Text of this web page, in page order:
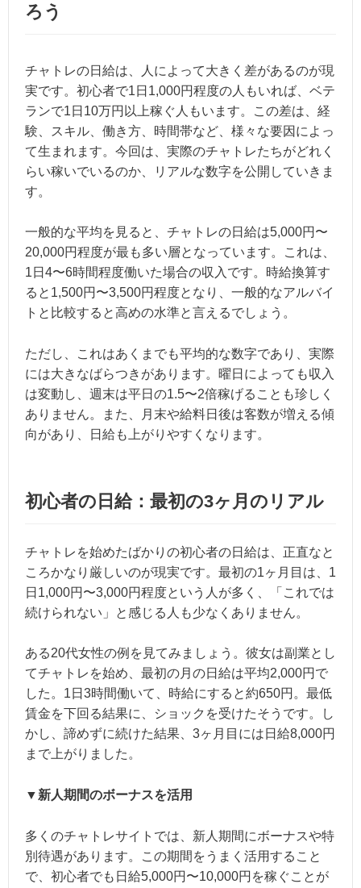
ろう
チャトレの日給は、人によって大きく差があるのが現
実です。初心者で1日1,000円程度の人もいれば、ベテ
ランで1日10万円以上稼ぐ人もいます。この差は、経
験、スキル、働き方、時間帯など、様々な要因によっ
て生まれます。今回は、実際のチャトレたちがどれく
らい稼いでいるのか、リアルな数字を公開していきま
す。
一般的な平均を見ると、チャトレの日給は5,000円〜
20,000円程度が最も多い層となっています。これは、
1日4〜6時間程度働いた場合の収入です。時給換算す
ると1,500円〜3,500円程度となり、一般的なアルバイ
トと比較すると高めの水準と言えるでしょう。
ただし、これはあくまでも平均的な数字であり、実際
には大きなばらつきがあります。曜日によっても収入
は変動し、週末は平日の1.5〜2倍稼げることも珍しく
ありません。また、月末や給料日後は客数が増える傾
向があり、日給も上がりやすくなります。
初心者の日給：最初の3ヶ月のリアル
チャトレを始めたばかりの初心者の日給は、正直なと
ころかなり厳しいのが現実です。最初の1ヶ月目は、1
日1,000円〜3,000円程度という人が多く、「これでは
続けられない」と感じる人も少なくありません。
ある20代女性の例を見てみましょう。彼女は副業とし
てチャトレを始め、最初の月の日給は平均2,000円で
した。1日3時間働いて、時給にすると約650円。最低
賃金を下回る結果に、ショックを受けたそうです。し
かし、諦めずに続けた結果、3ヶ月目には日給8,000円
まで上がりました。
▼新人期間のボーナスを活用
多くのチャトレサイトでは、新人期間にボーナスや特
別待遇があります。この期間をうまく活用すること
で、初心者でも日給5,000円〜10,000円を稼ぐことが